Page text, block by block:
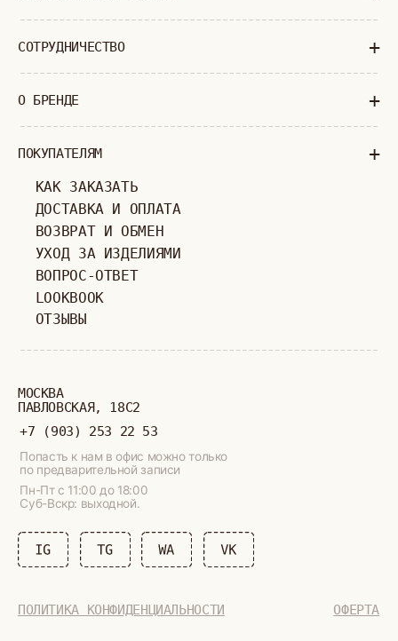
ВСЕ ПРАВА ЗАЩИЩЕНЫ
ОГРНИП: 320774600377032